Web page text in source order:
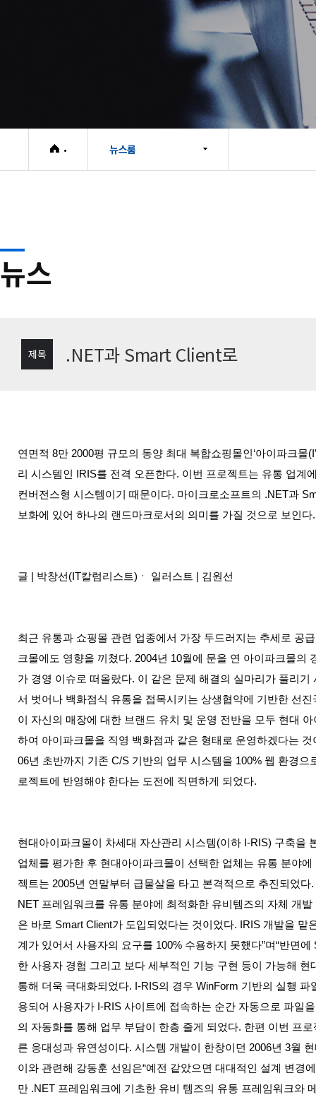
뉴스룸
뉴스
제목 .NET과 Smart Client로
연면적 8만 2000평 규모의 동양 최대 복합쇼핑몰인‘아이파크
리 시스템인 IRIS를 전격 오픈한다. 이번 프로젝트는 유통 업
컨버전스형 시스템이기 때문이다. 마이크로소프트의 .NET과
보화에 있어 하나의 랜드마크로서의 의미를 가질 것으로 보인다.
글 | 박창선(IT칼럼리스트)ㆍ 일러스트 | 김원선
최근 유통과 쇼핑몰 관련 업종에서 가장 두드러지는 추세로 공
크몰에도 영향을 끼쳤다. 2004년 10월에 문을 연 아이파크몰
가 경영 이슈로 떠올랐다. 이 같은 문제 해결의 실마리가 풀리
서 벗어나 백화점식 유통을 접목시키는 상생협약에 기반한 선
이 자신의 매장에 대한 브랜드 유치 및 운영 전반을 모두 현대
하여 아이파크몰을 직영 백화점과 같은 형태로 운영하겠다는
06년 초반까지 기존 C/S 기반의 업무 시스템을 100% 웹 환경
로젝트에 반영해야 한다는 도전에 직면하게 되었다.
현대아이파크몰이 차세대 자산관리 시스템(이하 I-RIS) 구축을
업체를 평가한 후 현대아이파크몰이 선택한 업체는 유통 분야
젝트는 2005년 연말부터 급물살을 타고 본격적으로 추진되었
NET 프레임워크를 유통 분야에 최적화한 유비템즈의 자체 개
은 바로 Smart Client가 도입되었다는 것이었다. IRIS 개발을
계가 있어서 사용자의 요구를 100% 수용하지 못했다”며“반면
한 사용자 경험 그리고 보다 세부적인 기능 구현 등이 가능해
통해 더욱 극대화되었다. I-RIS의 경우 WinForm 기반의 실행
용되어 사용자가 I-RIS 사이트에 접속하는 순간 자동으로 파일
의 자동화를 통해 업무 부담이 한층 줄게 되었다. 한편 이번 프
른 응대성과 유연성이다. 시스템 개발이 한창이던 2006년 3월
이와 관련해 강동훈 선임은“예전 같았으면 대대적인 설계 변경
만 .NET 프레임워크에 기초한 유비 템즈의 유통 프레임워크와